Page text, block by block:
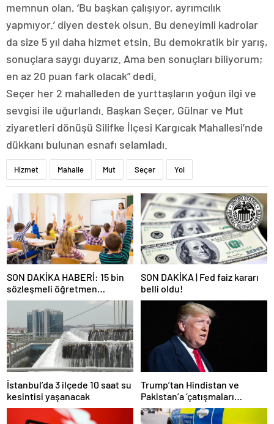
memnun olan, ‘Bu başkan çalışıyor, ayrımcılık
yapmıyor.’ diyen destek olsun. Bu deneyimli kadrolar
da size 5 yıl daha hizmet etsin. Bu demokratik bir yarış,
sonuçlara saygı duyarız. Ama ben sonuçları biliyorum;
en az 20 puan fark olacak” dedi.
Seçer her 2 mahalleden de yurttaşların yoğun ilgi ve
sevgisi ile uğurlandı. Başkan Seçer, Gülnar ve Mut
ziyaretleri dönüşü Silifke İlçesi Kargıcak Mahallesi’nde
dükkanı bulunan esnafı selamladı.
Hizmet Mahalle Mut Seçer Yol
SON DAKİKA HABERİ: 15 bin
sözleşmeli öğretmen
atamasında sözlü sınava hak
kazanan adaylar açıklandı
SON DAKİKA | Fed faiz kararı
belli oldu!
İstanbul’da 3 ilçede 10 saat su
kesintisi yaşanacak
Trump’tan Hindistan ve
Pakistan’a ‘çatışmaları
durdurun’ çağrısı